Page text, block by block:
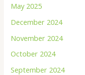
May 2025
December 2024
November 2024
October 2024
September 2024